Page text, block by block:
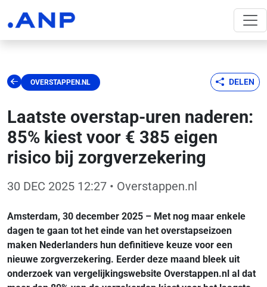
OVERSTAPPEN.NL DELEN
Laatste overstap-uren naderen:
85% kiest voor € 385 eigen
risico bij zorgverzekering
30 DEC 2025 12:27 • Overstappen.nl
Amsterdam, 30 december 2025 – Met nog maar enkele
dagen te gaan tot het einde van het overstapseizoen
maken Nederlanders hun definitieve keuze voor een
nieuwe zorgverzekering. Eerder deze maand bleek uit
onderzoek van vergelijkingswebsite Overstappen.nl al dat